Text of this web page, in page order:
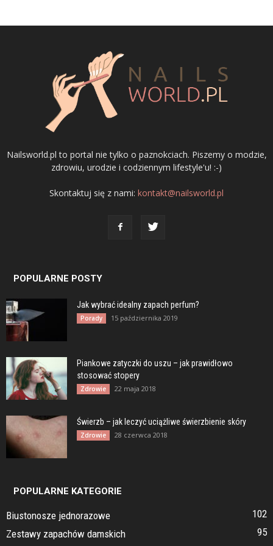
Nailsworld.pl to portal nie tylko o paznokciach. Piszemy o modzie,
zdrowiu, urodzie i codziennym lifestyle'u! :-)
Skontaktuj się z nami: kontakt@nailsworld.pl
POPULARNE POSTY
Jak wybrać idealny zapach perfum?
Porady 15 października 2019
Piankowe zatyczki do uszu – jak prawidłowo
stosować stopery
Zdrowie 22 maja 2018
Świerzb – jak leczyć uciążliwe świerzbienie skóry
Zdrowie 28 czerwca 2018
POPULARNE KATEGORIE
Biustonosze jednorazowe
102
Zestawy zapachów damskich
95